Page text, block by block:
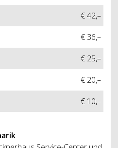
€ 42,–
€ 36,–
€ 25,–
€ 20,–
€ 10,–